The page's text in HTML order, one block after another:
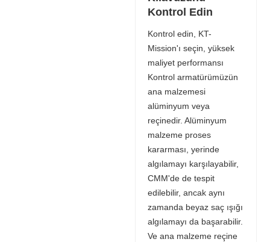
Kontrol Edin
Kontrol edin, KT-
Mission'ı seçin, yüksek
maliyet performansı
Kontrol armatürümüzün
ana malzemesi
alüminyum veya
reçinedir. Alüminyum
malzeme proses
kararması, yerinde
algılamayı karşılayabilir,
CMM'de de tespit
edilebilir, ancak aynı
zamanda beyaz saç ışığı
algılamayı da başarabilir.
Ve ana malzeme reçine